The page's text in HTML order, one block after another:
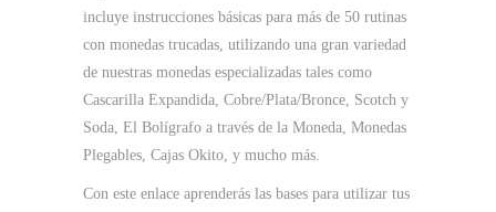
incluye instrucciones básicas para más de 50 rutinas
con monedas trucadas, utilizando una gran variedad
de nuestras monedas especializadas tales como
Cascarilla Expandida, Cobre/Plata/Bronce, Scotch y
Soda, El Bolígrafo a través de la Moneda, Monedas
Plegables, Cajas Okito, y mucho más.
Con este enlace aprenderás las bases para utilizar tus